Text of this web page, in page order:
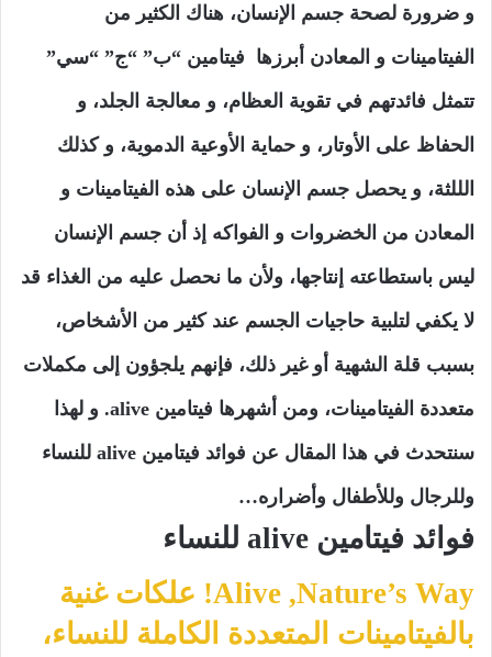
و ضرورة لصحة جسم الإنسان، هناك الكثير من
الفيتامينات و المعادن أبرزها فيتامين “ب” “ج” “سي”
تتمثل فائدتهم في تقوية العظام، و معالجة الجلد، و
الحفاظ على الأوتار، و حماية الأوعية الدموية، و كذلك
الللثة، و يحصل جسم الإنسان على هذه الفيتامينات و
المعادن من الخضروات و الفواكه إذ أن جسم الإنسان
ليس باستطاعته إنتاجها، ولأن ما نحصل عليه من الغذاء قد
لا يكفي لتلبية حاجيات الجسم عند كثير من الأشخاص،
بسبب قلة الشهية أو غير ذلك، فإنهم يلجؤون إلى مكملات
متعددة الفيتامينات، ومن أشهرها فيتامين alive. و لهذا
سنتحدث في هذا المقال عن فوائد فيتامين alive للنساء
وللرجال وللأطفال وأضراره…
فوائد فيتامين alive للنساء
Nature’s Way‏, Alive! علكات غنية
بالفيتامينات المتعددة الكاملة للنساء،